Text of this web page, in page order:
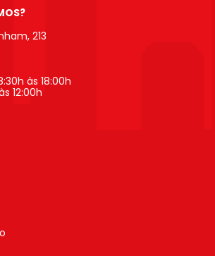
213
às 18:00h
12:00h